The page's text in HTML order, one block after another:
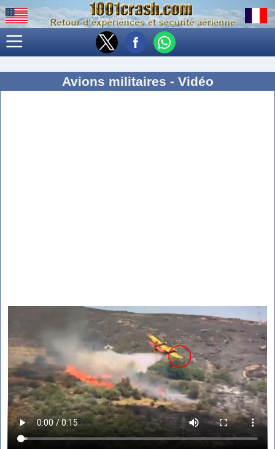
Avions militaires - Vidéo